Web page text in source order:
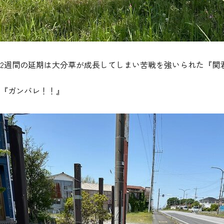
2週間の延期は大分草が成長してしまい苦戦を強いられた『関
『ガンバレ！！』